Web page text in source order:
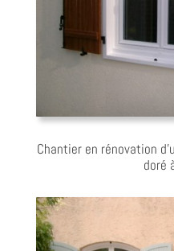
Chantier en rénovation
doré